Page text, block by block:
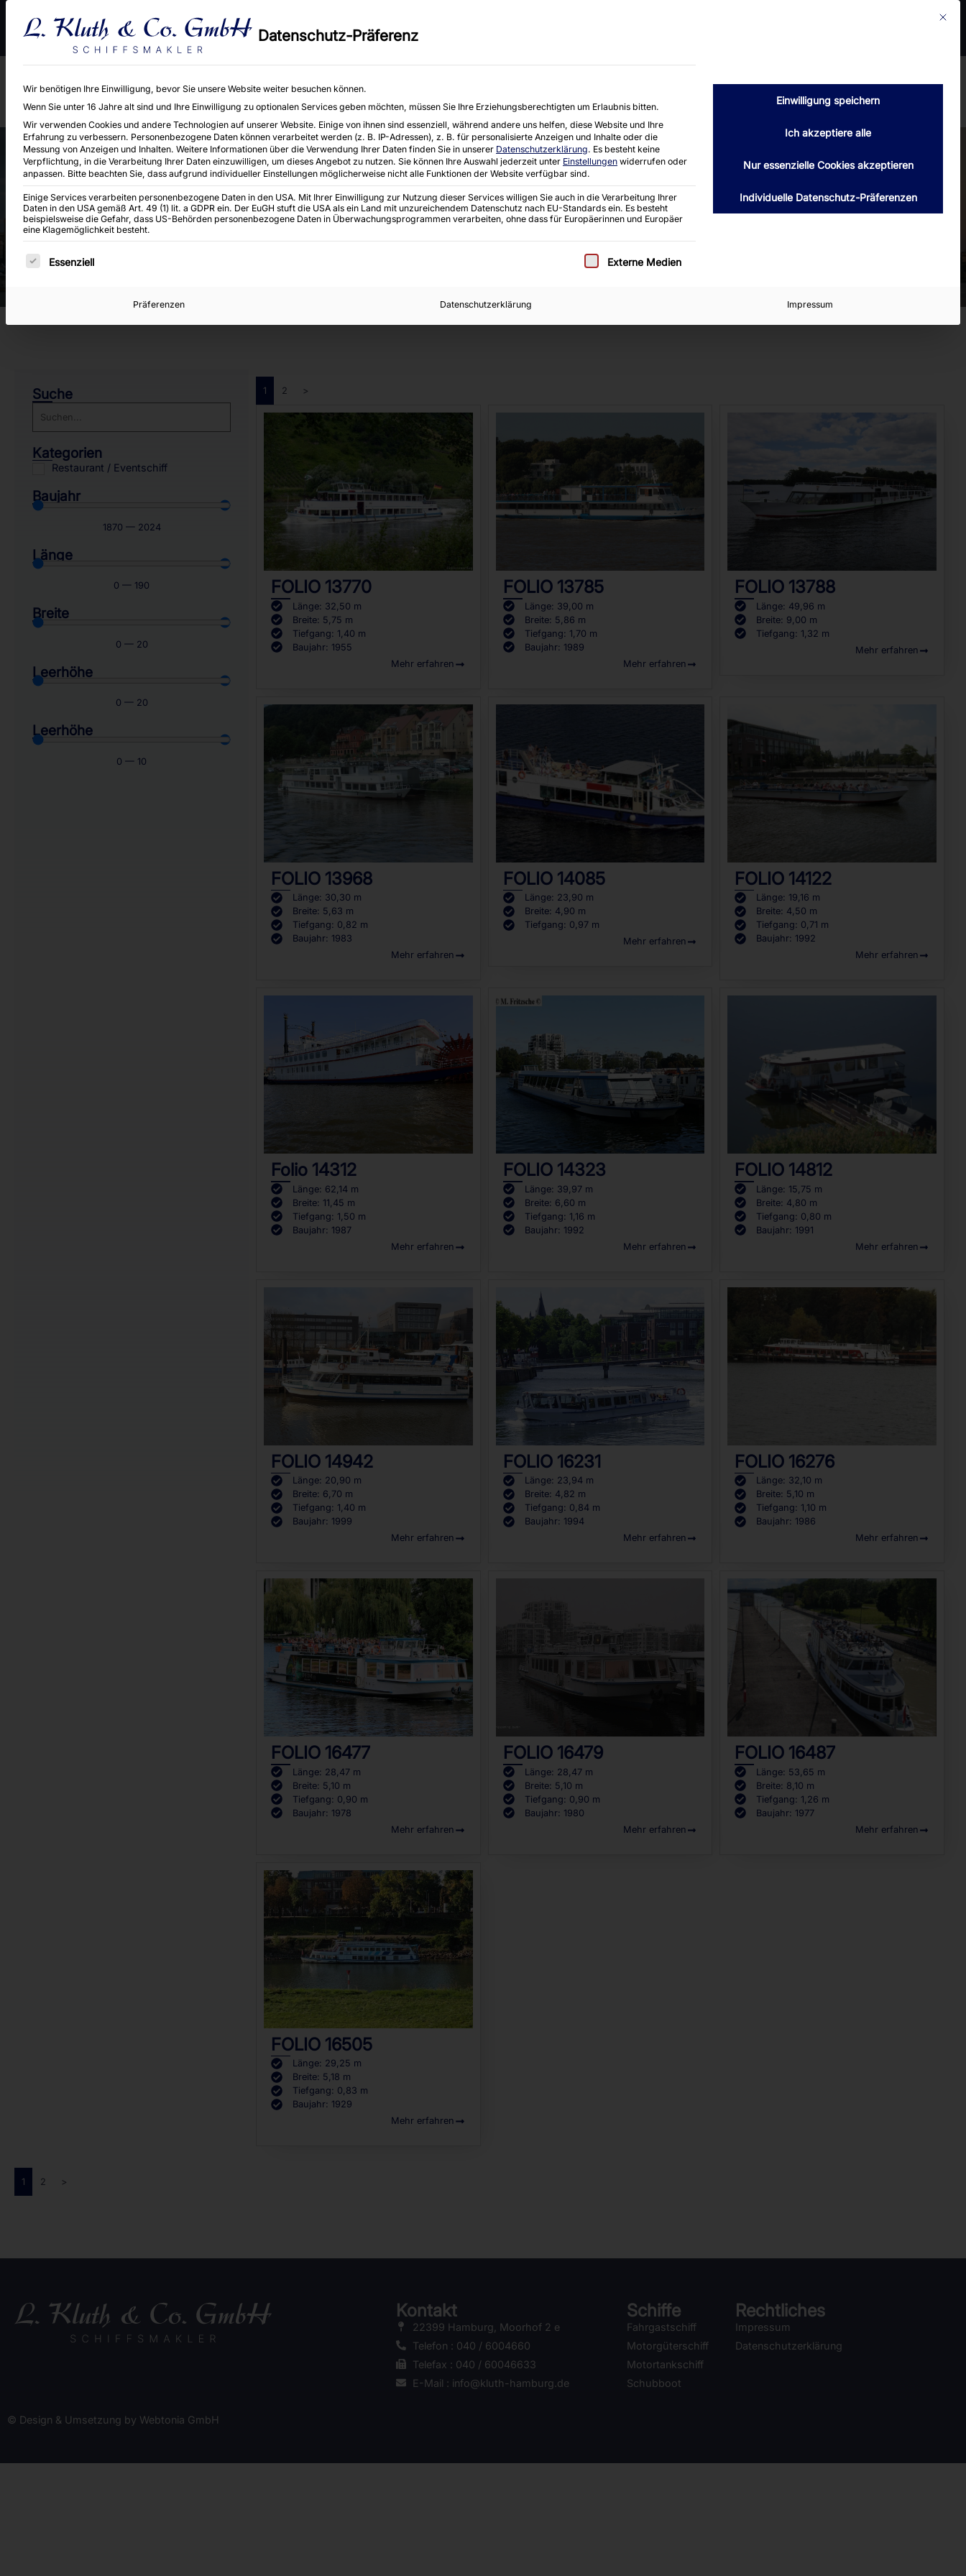
An- und Verkauf von Binnen-, Küsten- und Seeschiffen sowie Baggereigeräten aller Art, einschließlich
Neubaukontrahierungen.
Kontakt Angebot anfordern
Unsere Angebote:Fahrgastschiff
Suche
Kategorien
Restaurant / Eventschiff
Baujahr
1870 — 2024
Länge
0 — 190
Breite
0 — 20
Leerhöhe
0 — 20
Leerhöhe
0 — 10
1 2 >
FOLIO 13770
Länge: 32,50 m
Breite: 5,75 m
Tiefgang: 1,40 m
Baujahr: 1955
Mehr erfahren
FOLIO 13785
Länge: 39,00 m
Breite: 5,86 m
Tiefgang: 1,70 m
Baujahr: 1989
Mehr erfahren
FOLIO 13788
Länge: 49,96 m
Breite: 9,00 m
Tiefgang: 1,32 m
Mehr erfahren
FOLIO 13968
Länge: 30,30 m
Breite: 5,63 m
Tiefgang: 0,82 m
Baujahr: 1983
Mehr erfahren
FOLIO 14085
Länge: 23,90 m
Breite: 4,90 m
Tiefgang: 0,97 m
Mehr erfahren
FOLIO 14122
Länge: 19,16 m
Breite: 4,50 m
Tiefgang: 0,71 m
Baujahr: 1992
Mehr erfahren
Folio 14312
Länge: 62,14 m
Breite: 11,45 m
Tiefgang: 1,50 m
Baujahr: 1987
Mehr erfahren
FOLIO 14323
Länge: 39,97 m
Breite: 6,60 m
Tiefgang: 1,16 m
Baujahr: 1992
Mehr erfahren
FOLIO 14812
Länge: 15,75 m
Breite: 4,80 m
Tiefgang: 0,80 m
Baujahr: 1991
Mehr erfahren
FOLIO 14942
Länge: 20,90 m
Breite: 6,70 m
Tiefgang: 1,40 m
Baujahr: 1999
Mehr erfahren
FOLIO 16231
Länge: 23,94 m
Breite: 4,82 m
Tiefgang: 0,84 m
Baujahr: 1994
Mehr erfahren
FOLIO 16276
Länge: 32,10 m
Breite: 5,10 m
Tiefgang: 1,10 m
Baujahr: 1986
Mehr erfahren
FOLIO 16477
Länge: 28,47 m
Breite: 5,10 m
Tiefgang: 0,90 m
Baujahr: 1978
Mehr erfahren
FOLIO 16479
Länge: 28,47 m
Breite: 5,10 m
Tiefgang: 0,90 m
Baujahr: 1980
Mehr erfahren
FOLIO 16487
Länge: 53,65 m
Breite: 8,10 m
Tiefgang: 1,26 m
Baujahr: 1977
Mehr erfahren
FOLIO 16505
Länge: 29,25 m
Breite: 5,18 m
Tiefgang: 0,83 m
Baujahr: 1929
Mehr erfahren
1 2 >
Kontakt
22399 Hamburg, Moorhof 2 e
Telefon : 040 / 6004660
Telefax : 040 / 60046633
E-Mail : info@kluth-hamburg.de
Schiffe
Fahrgastschiff
Motorgüterschiff
Motortankschiff
Schubboot
Rechtliches
Impressum
Datenschutzerklärung
© Design & Umsetzung by Webtonia GmbH
Mit
Datenschutz-Präferenz
Wir benötigen Ihre Einwilligung, bevor Sie unsere Website weiter besuchen können.
Wenn Sie unter 16 Jahre alt sind und Ihre Einwilligung zu optionalen Services geben möchten, müssen Sie Ihre Erziehungsberechtigten um Erlaubnis bitten.
Wir verwenden Cookies und andere Technologien auf unserer Website. Einige von ihnen sind essenziell, während andere uns helfen, diese Website und Ihre
Erfahrung zu verbessern. Personenbezogene Daten können verarbeitet werden (z. B. IP-Adressen), z. B. für personalisierte Anzeigen und Inhalte oder die
Messung von Anzeigen und Inhalten. Weitere Informationen über die Verwendung Ihrer Daten finden Sie in unserer Datenschutzerklärung. Es besteht keine
Verpflichtung, in die Verarbeitung Ihrer Daten einzuwilligen, um dieses Angebot zu nutzen. Sie können Ihre Auswahl jederzeit unter Einstellungen widerrufen oder
anpassen. Bitte beachten Sie, dass aufgrund individueller Einstellungen möglicherweise nicht alle Funktionen der Website verfügbar sind.
Einige Services verarbeiten personenbezogene Daten in den USA. Mit Ihrer Einwilligung zur Nutzung dieser Services willigen Sie auch in die Verarbeitung Ihrer
Daten in den USA gemäß Art. 49 (1) lit. a GDPR ein. Der EuGH stuft die USA als ein Land mit unzureichendem Datenschutz nach EU-Standards ein. Es besteht
beispielsweise die Gefahr, dass US-Behörden personenbezogene Daten in Überwachungsprogrammen verarbeiten, ohne dass für Europäerinnen und Europäer
eine Klagemöglichkeit besteht.
Es folgt eine Liste der Service-Gruppen, für die eine Einwilligung erteilt werden kann. Die erste Service-Gruppe ist essenziell und kann nicht
Essenziell Externe Medien
Einwilligung speichern
Ich akzeptiere alle
Nur essenzielle Cookies akzeptieren
Individuelle Datenschutz-Präferenzen
Präferenzen Datenschutzerklärung Impressum